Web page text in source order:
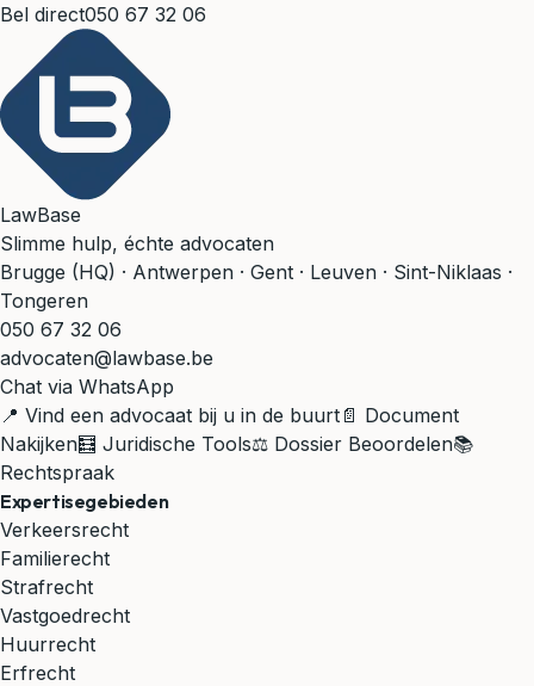
Bel direct050 67 32 06
LawBase
Slimme hulp, échte advocaten
Brugge (HQ) · Antwerpen · Gent · Leuven · Sint-Niklaas ·
Tongeren
050 67 32 06
advocaten@lawbase.be
Chat via WhatsApp
📍 Vind een advocaat bij u in de buurt 📄 Document
Nakijken🧮 Juridische Tools⚖️ Dossier Beoordelen📚
Rechtspraak
Expertisegebieden
Verkeersrecht
Familierecht
Strafrecht
Vastgoedrecht
Huurrecht
Erfrecht